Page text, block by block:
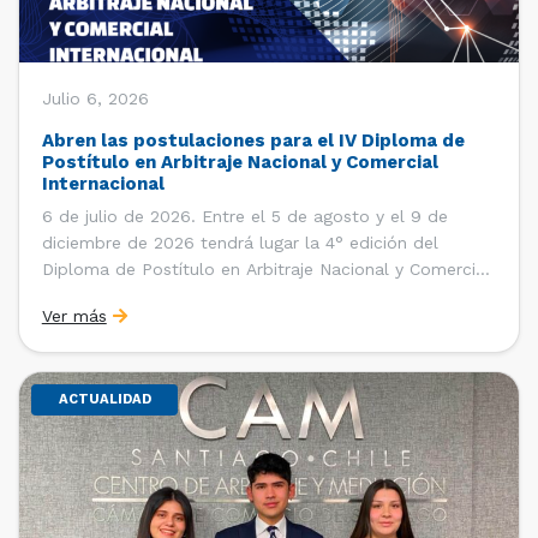
Julio 6, 2026
Abren las postulaciones para el IV Diploma de
Postítulo en Arbitraje Nacional y Comercial
Internacional
6 de julio de 2026. Entre el 5 de agosto y el 9 de
diciembre de 2026 tendrá lugar la 4° edición del
Diploma de Postítulo en Arbitraje Nacional y Comercial
Derecho Internacional de la Facultad de Derecho de la
Universidad de Chile y […]
Ver más
ACTUALIDAD